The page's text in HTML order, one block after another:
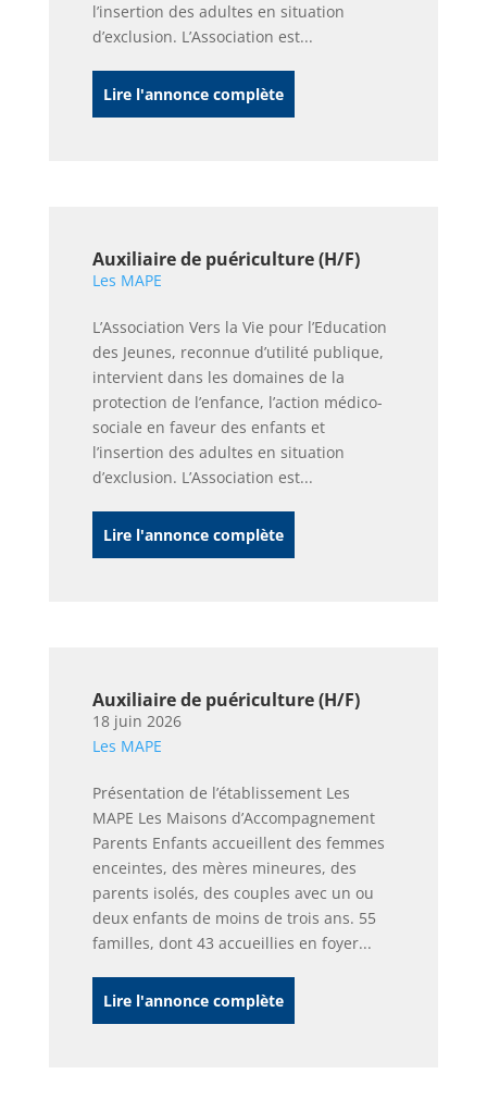
l’insertion des adultes en situation
d’exclusion. L’Association est...
Lire l'annonce complète
Auxiliaire de puériculture (H/F)
Les MAPE
L’Association Vers la Vie pour l’Education
des Jeunes, reconnue d’utilité publique,
intervient dans les domaines de la
protection de l’enfance, l’action médico-
sociale en faveur des enfants et
l’insertion des adultes en situation
d’exclusion. L’Association est...
Lire l'annonce complète
Auxiliaire de puériculture (H/F)
18 juin 2026
Les MAPE
Présentation de l’établissement Les
MAPE Les Maisons d’Accompagnement
Parents Enfants accueillent des femmes
enceintes, des mères mineures, des
parents isolés, des couples avec un ou
deux enfants de moins de trois ans. 55
familles, dont 43 accueillies en foyer...
Lire l'annonce complète